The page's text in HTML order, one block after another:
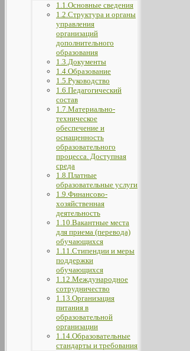
1.1.Основные сведения
1.2.Структура и органы
управления
организаций
дополнительного
образования
1.3.Документы
1.4.Образование
1.5.Руководство
1.6.Педагогический
состав
1.7.Материально-
техническое
обеспечение и
оснащенность
образовательного
процесса. Доступная
среда
1.8.Платные
образовательные услуги
1.9.Финансово-
хозяйственная
деятельность
1.10.Вакантные места
для приема (перевода)
обучающихся
1.11.Стипендии и меры
поддержки
обучающихся
1.12.Международное
сотрудничество
1.13.Организация
питания в
образовательной
организации
1.14.Образовательные
стандарты и требования